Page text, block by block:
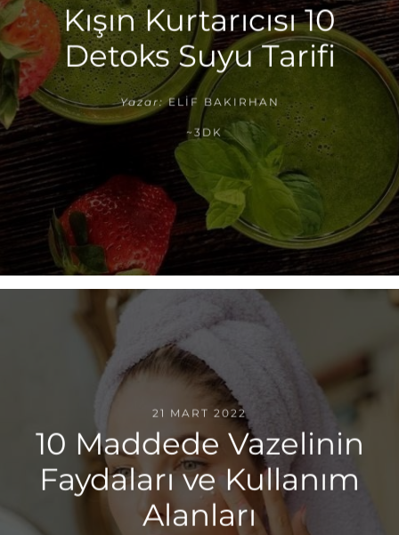
Kışın Kurtarıcısı 10
Detoks Suyu Tarifi
Yazar: ELIF BAKIRHAN
~3DK
21 MART 2022
10 Maddede Vazelinin
Faydaları ve Kullanım
Alanları